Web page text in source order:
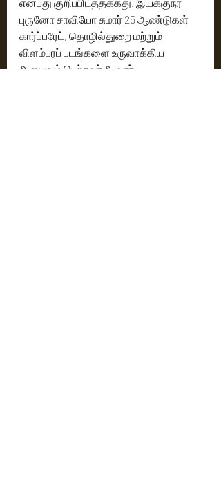
புருனோ சாவியோ சுமார் 25 ஆண்டுகள்
கார்ப்பரேட், தொழில்துறை மற்றும்
விளம்பரப் படங்களை உருவாக்கிய
அனுபவம் பெற்றவர் ஆவார்.